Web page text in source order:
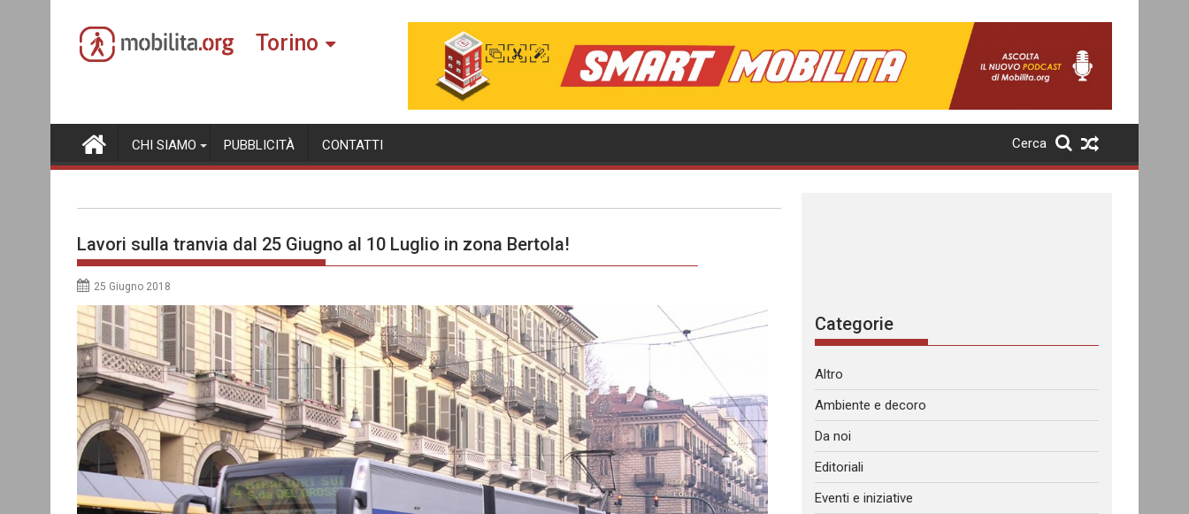
content
Torino
CHI SIAMO PUBBLICITÀ CONTATTI Cerca
Lavori sulla tranvia dal 25 Giugno al 10 Luglio in zona Bertola!
25 Giugno 2018
Categorie
Altro
Ambiente e decoro
Da noi
Editoriali
Eventi e iniziative